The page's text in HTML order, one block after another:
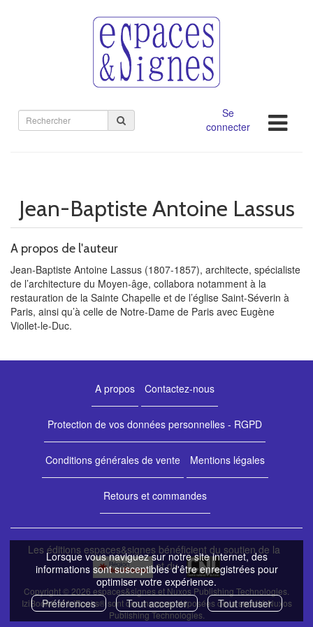
Lorsque vous naviguez sur notre site internet, des
informations sont susceptibles d'être enregistrées pour
optimiser votre expérience.
Préférences
Tout accepter Tout refuser
Rechercher
sur
Se
connecter
Jean-Baptiste Antoine Lassus
A propos de l'auteur
Jean-Baptiste Antoine Lassus (1807-1857), architecte, spécialiste
de l’architecture du Moyen-âge, collabora notamment à la
restauration de la Sainte Chapelle et de l’église Saint-Séverin à
Paris, ainsi qu’à celle de Notre-Dame de Paris avec Eugène
Viollet-le-Duc.
A propos Contactez-nous
Protection de vos données personnelles - RGPD
Conditions générales de vente Mentions légales
Retours et commandes
Les éditions espaces&signes bénéficient du soutien de la
et du
Copyright © 2026 espaces&signes et Nuxos Publishing Technologies.
IziBook®etIziBooks®sont des marques déposées de la sociétéNuxos
Publishing Technologies.